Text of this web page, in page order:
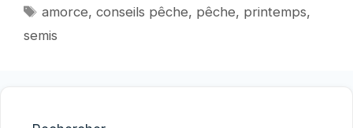
Étiquettes
amorce,conseils pêche, pêche, printemps,
semis